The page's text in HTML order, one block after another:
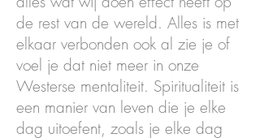
de rest van de wereld. Alles is met
elkaar verbonden ook al zie je of
voel je dat niet meer in onze
Westerse mentaliteit. Spiritualiteit is
een manier van leven die je elke
dag uitoefent, zoals je elke dag